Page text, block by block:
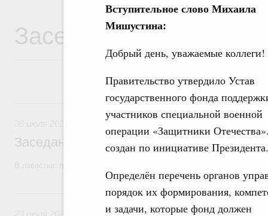
Вступительное слово Михаила
Мишустина:
Добрый день, уважаемые коллеги!
Правительство утвердило Устав
государственного фонда
участников специальной военной
операции «Защитники
создан по инициативе Президента.
Определён перечень органов
порядок их формирования,
и задачи, которые фонд должен
Заседания
30 июля, четверг
Заседание Правительства (2026 год,
23 июля, четверг